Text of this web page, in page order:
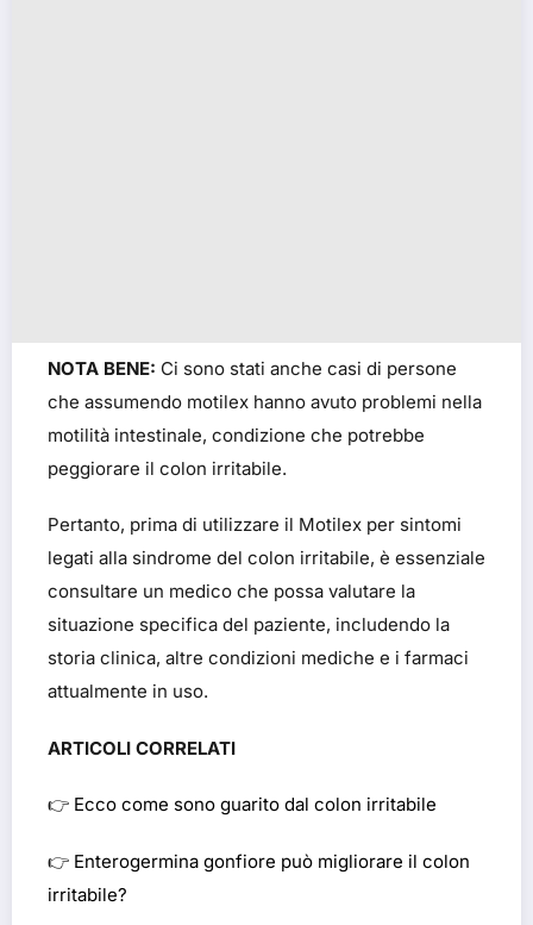
NOTA BENE: Ci sono stati anche casi di persone
che assumendo motilex hanno avuto problemi nella
motilità intestinale​​​​, condizione che potrebbe
peggiorare il colon irritabile.
Pertanto, prima di utilizzare il Motilex per sintomi
legati alla sindrome del colon irritabile, è essenziale
consultare un medico che possa valutare la
situazione specifica del paziente, includendo la
storia clinica, altre condizioni mediche e i farmaci
attualmente in uso.
ARTICOLI CORRELATI
👉 Ecco come sono guarito dal colon irritabile
👉 Enterogermina gonfiore può migliorare il colon
irritabile?